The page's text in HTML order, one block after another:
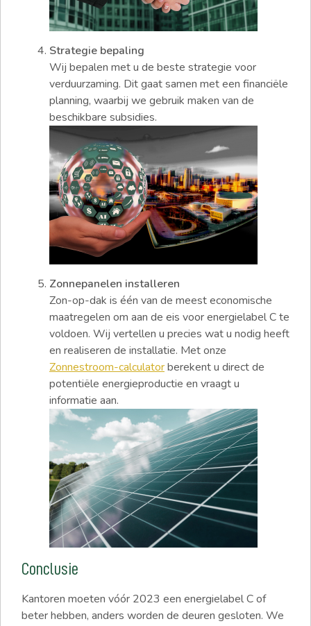
Strategie bepaling
Wij bepalen met u de beste strategie voor
verduurzaming. Dit gaat samen met een financiële
planning, waarbij we gebruik maken van de
beschikbare subsidies.
Zonnepanelen installeren
Zon-op-dak is één van de meest economische
maatregelen om aan de eis voor energielabel C te
voldoen. Wij vertellen u precies wat u nodig heeft
en realiseren de installatie. Met onze
Zonnestroom-calculatorberekent u direct de
potentiële energieproductie en vraagt u
informatie aan.
Conclusie
Kantoren moeten vóór 2023 een energielabel C of
beter hebben, anders worden de deuren gesloten. We